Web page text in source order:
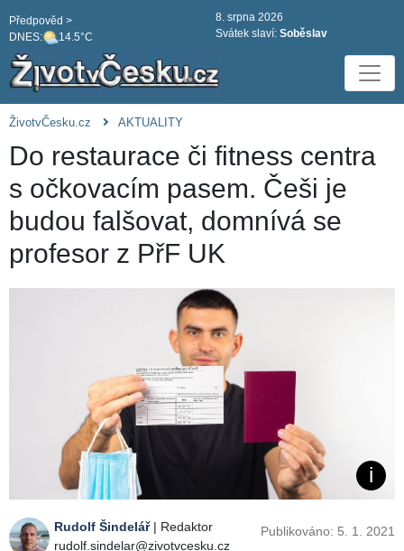
DNES: 14.5°C
Předpověd >
8. srpna 2026
Svátek slaví: Soběslav
ŽivotvČesku.cz AKTUALITY
Do restaurace či fitness centra
s očkovacím pasem. Češi je
budou falšovat, domnívá se
profesor z PřF UK
Rudolf Šindelář| Redaktor
rudolf.sindelar@zivotvcesku.cz
Publikováno: 5. 1. 2021